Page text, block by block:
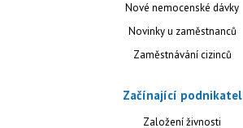
Nové nemocenské dávky
Novinky u zaměstnanců
Zaměstnávání cizinců
Začínající podnikatel
Založení živnosti